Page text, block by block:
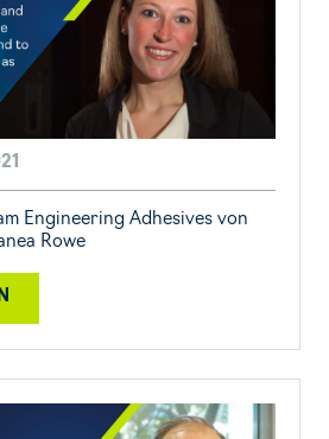
Engineering Adhesives von
Rowe